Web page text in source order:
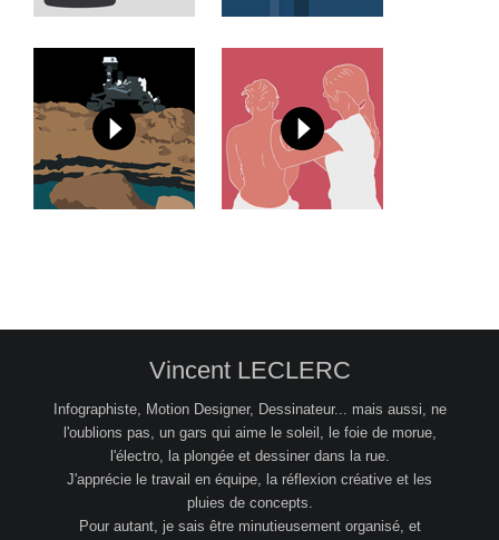
Vincent LECLERC
Infographiste, Motion Designer, Dessinateur... mais aussi, ne
l'oublions pas, un gars qui aime le soleil, le foie de morue,
l'électro, la plongée et dessiner dans la rue.
J'apprécie le travail en équipe, la réflexion créative et les
pluies de concepts.
Pour autant, je sais être minutieusement organisé, et